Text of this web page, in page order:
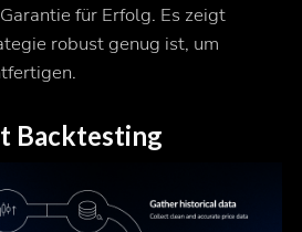
für Erfolg. Es zeigt
robust genug ist, um
Backtesting